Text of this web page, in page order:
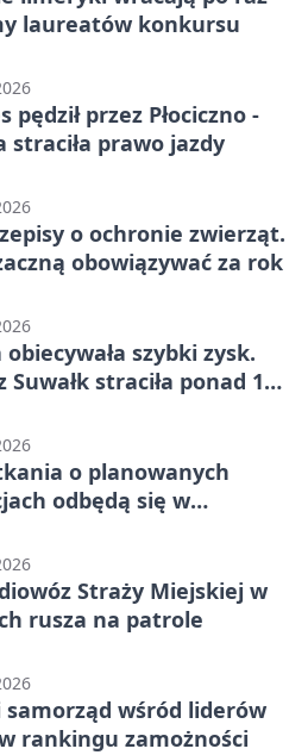
laureatów konkursu
pędził przez Płociczno -
straciła prawo jazdy
o ochronie zwierząt.
obowiązywać za rok
szybki zysk.
Suwałk straciła ponad 190
o planowanych
odbędą się w
Straży Miejskiej w
rusza na patrole
samorząd wśród liderów
rankingu zamożności